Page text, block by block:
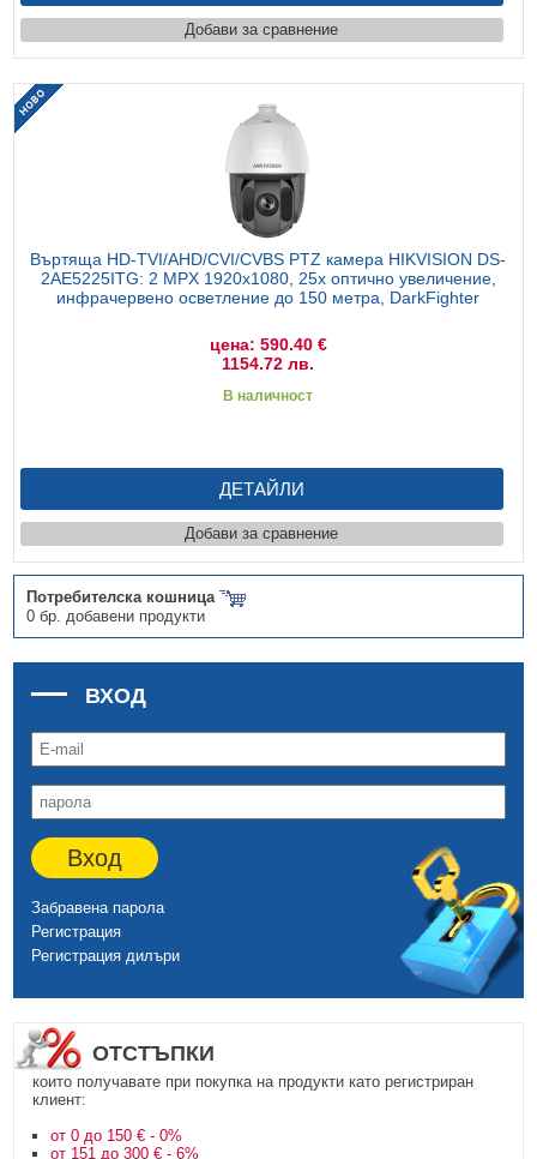
Добави за сравнение
Въртяща HD-TVI/AHD/CVI/CVBS PTZ камера HIKVISION DS-
2AE5225ITG: 2 MPX 1920x1080, 25x оптично увеличение,
инфрачервено осветление до 150 метра, DarkFighter
цена: 590.40 €
1154.72 лв.
В наличност
ДЕТАЙЛИ
Добави за сравнение
Потребителска кошница
0 бр. добавени продукти
ВХОД
Вход
Забравена парола
Регистрация
Регистрация дилъри
ОТСТЪПКИ
които получавате при покупка на продукти като регистриран
клиент:
от 0 до 150 € - 0%
от 151 до 300 € - 6%